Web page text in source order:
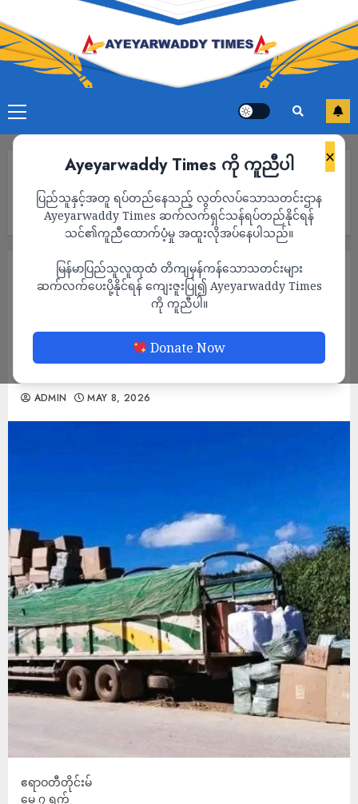
×
Ayeyarwaddy Times ကို ကူညီပါ
ပြည်သူနှင့်အတူ ရပ်တည်နေသည့် လွတ်လပ်သောသတင်းဌာန
Ayeyarwaddy Times ဆက်လက်ရှင်သန်ရပ်တည်နိုင်ရန်
သင်၏ကူညီထောက်ပံ့မှု အထူးလိုအပ်နေပါသည်။
မြန်မာပြည်သူလူထုထံ တိကျမှန်ကန်သောသတင်းများ
ဆက်လက်ပေးပို့နိုင်ရန် ကျေးဇူးပြု၍ Ayeyarwaddy Times
ကို ကူညီပါ။
Donate Now
လိုင်းကြေးယူ၍ မန္တလေးနှင့် စစ်ကိုင်းဘက်သို့ ပစ္စည်းများ တင်သွင်းခွင့်
ပြုနေ
လွိုင်လင်တပ်နယ်မှူးနှင့် ဒုတပ်မမှူးတို့ တရားမ
ဝင်ကုန်ကားများထံမှ လိုင်းကြေးယူ၍ မန္တလေး
နှင့် စစ်ကိုင်းဘက်သို့ ပစ္စည်းများ တင်သွင်းခွင့်
ပြုနေ
ADMIN MAY 8, 2026
ဧရာဝတီတိုင်းမ်
မေ ၇ ရက်